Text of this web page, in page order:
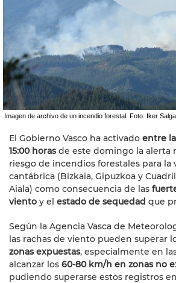
Imagen de archivo de un incendio forestal. Foto: Iker
El Gobierno Vasco ha activado entre
15:00 horasde este domingo la alerta
riesgo de incendios forestales para la
cantábrica (Bizkaia, Gipuzkoa y
Aiala) como consecuencia de las
viento y el estado de sequedad que
Según la Agencia Vasca de
las rachas de viento pueden superar
zonas expuestas, especialmente en
alcanzar los 60-80 km/h en zonas no
pudiendo superarse estos registros